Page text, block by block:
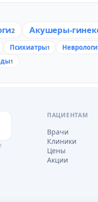
2 Акушеры-
Психиатры1 Неврологи
1
ПАЦИЕНТАМ
Врачи
Клиники
Цены
Акции